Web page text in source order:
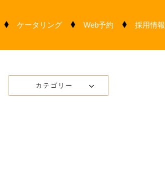
ケータリング Web予約 採用情報
カテゴリー